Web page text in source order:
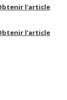
l'article
l'article